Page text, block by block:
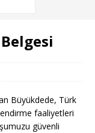
Büyükdede, Türk
faaliyetleri
güvenli